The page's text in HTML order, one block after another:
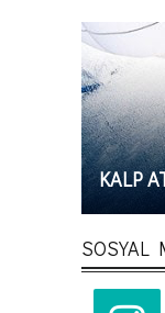
KALP
SOSYAL